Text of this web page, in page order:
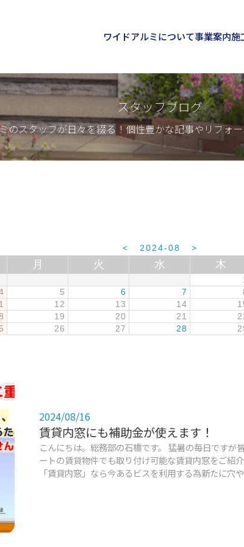
ワイドアルミについて事業案内施
スタッフブログ
のスタッフが日々を綴る！個性豊かな記事やリフォ
< 2024-08 >
月 火 水 木
5 6 7
12 13 14
19 20 21
26 27 28
2024/08/16
賃貸内窓にも補助金が使えます！
こんにちは。総務部の石橋です。 猛暑の毎日です
ートの賃貸物件でも取り付け可能な賃貸内窓をご紹
「賃貸内窓」なら今あるビスを利用する為新たに穴